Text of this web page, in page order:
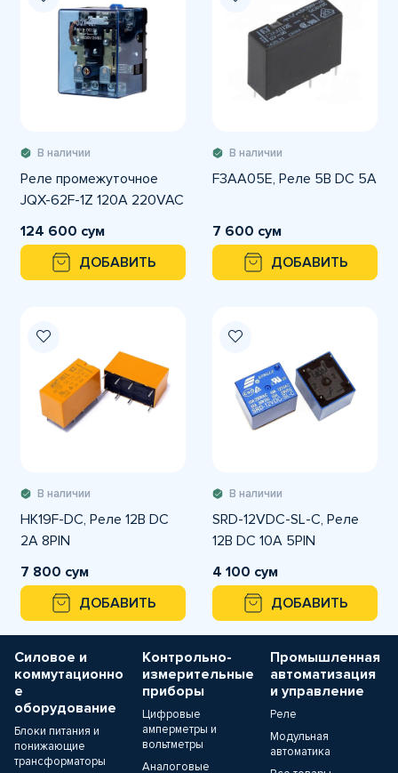
В наличии
Реле промежуточное
JQX-62F-1Z 120A 220VAC
124 600 сум
ДОБАВИТЬ
В наличии
F3AA05E, Реле 5В DC 5A
7 600 сум
ДОБАВИТЬ
В наличии
HK19F-DC, Реле 12В DC
2A 8PIN
7 800 сум
ДОБАВИТЬ
В наличии
SRD-12VDC-SL-C, Реле
12В DC 10A 5PIN
4 100 сум
ДОБАВИТЬ
Силовое и
коммутационно
е
оборудование
Блоки питания и
понижающие
трансформаторы
Контрольно-
измерительные
приборы
Цифровые
амперметры и
вольтметры
Аналоговые
Промышленная
автоматизация
и управление
Реле
Модульная
автоматика